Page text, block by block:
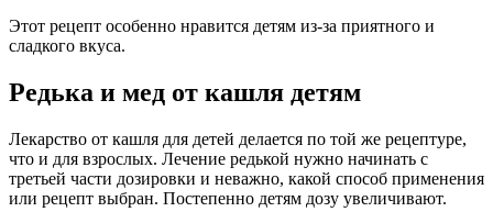
Этот рецепт особенно нравится детям из-за приятного и
сладкого вкуса.
Редька и мед от кашля детям
Лекарство от кашля для детей делается по той же рецептуре,
что и для взрослых. Лечение редькой нужно начинать с
третьей части дозировки и неважно, какой способ применения
или рецепт выбран. Постепенно детям дозу увеличивают.